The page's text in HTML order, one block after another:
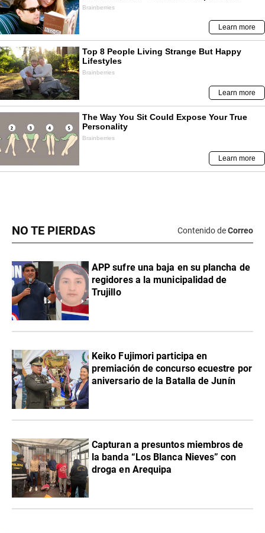
NO TE PIERDAS Contenido deCorreo
APP sufre una baja en su plancha de
regidores a la municipalidad de
Trujillo
Keiko Fujimori participa en
premiación de concurso ecuestre por
aniversario de la Batalla de Junín
Capturan a presuntos miembros de
la banda “Los Blanca Nieves” con
droga en Arequipa